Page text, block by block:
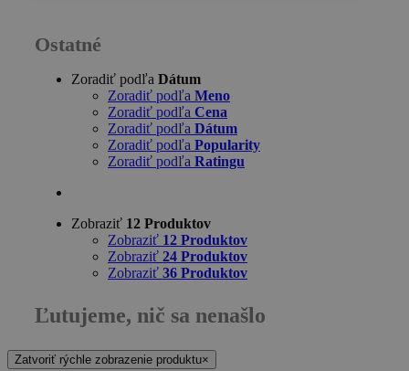
Ostatné
Zoradiť podľa Dátum
Zoradiť podľa Meno
Zoradiť podľa Cena
Zoradiť podľa Dátum
Zoradiť podľa Popularity
Zoradiť podľa Ratingu
Zobraziť 12 Produktov
Zobraziť 12 Produktov
Zobraziť 24 Produktov
Zobraziť 36 Produktov
Ľutujeme, nič sa nenašlo
Zatvoriť rýchle zobrazenie produktu×